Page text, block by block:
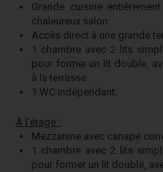
Grande cuisine
chaleureux salon.
Accès direct à une grande
1 chambre avec 2 lits
pour former un lit double,
à la terrasse.
1 WC indépendant.
À l'étage :
Mezzanine avec canapé
1 chambre avec 2 lits
pour former un lit double,